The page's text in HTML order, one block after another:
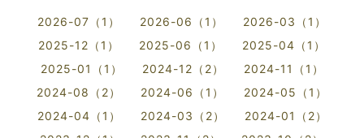
2026-07（1） 2026-06（1）
2026-03（1）
2025-12（1）
2025-06（1）
2025-04（1）
2025-01（1）
2024-12（2）
2024-11（1）
2024-08（2）
2024-06（1）
2024-05（1）
2024-04（1）
2024-03（2）
2024-01（2）